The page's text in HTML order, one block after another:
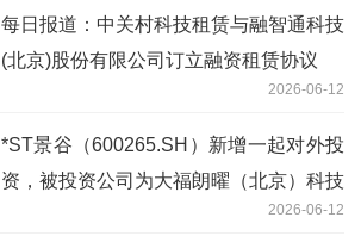
每日报道：中关村科技租赁与融智通科技
(北京)股份有限公司订立融资租赁协议
2026-06-12
*ST景谷（600265.SH）新增一起对外投
资，被投资公司为大福朗曜（北京）科技
2026-06-12